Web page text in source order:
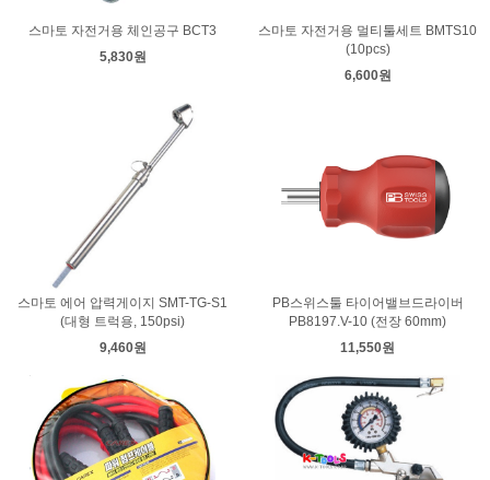
스마토 자전거용 체인공구 BCT3
5,830원
스마토 자전거용 멀티툴세트 BMTS10
(10pcs)
6,600원
스마토 에어 압력게이지 SMT-TG-S1
(대형 트럭용, 150psi)
9,460원
PB스위스툴 타이어밸브드라이버
PB8197.V-10 (전장 60mm)
11,550원